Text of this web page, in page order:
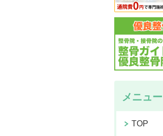
メニュー
TOP